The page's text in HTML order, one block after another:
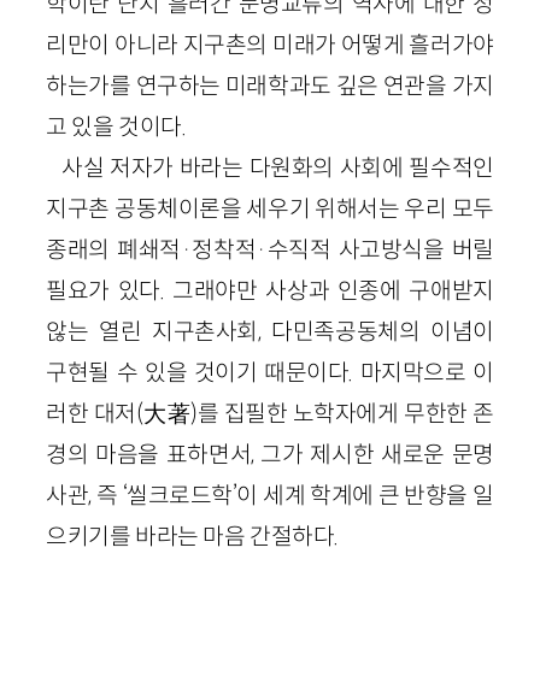
리만이 아니라 지구촌의 미래가 어떻게 흘러가야
하는가를 연구하는 미래학과도 깊은 연관을 가지
고 있을 것이다.
사실 저자가 바라는 다원화의 사회에 필수적인
지구촌 공동체이론을 세우기 위해서는 우리 모두
종래의 폐쇄적·정착적·수직적 사고방식을 버릴
필요가 있다. 그래야만 사상과 인종에 구애받지
않는 열린 지구촌사회, 다민족공동체의 이념이
구현될 수 있을 것이기 때문이다. 마지막으로 이
러한 대저(大著)를 집필한 노학자에게 무한한 존
경의 마음을 표하면서, 그가 제시한 새로운 문명
사관, 즉 ‘씰크로드학’이 세계 학계에 큰 반향을 일
으키기를 바라는 마음 간절하다.